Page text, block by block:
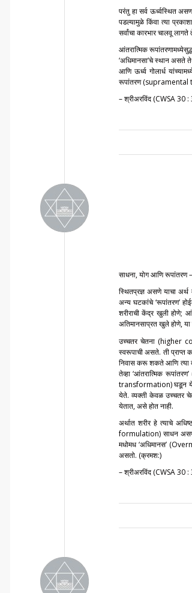
परंतु हा सर्व ऊर्ध्वस्थित
पडल्यामुळे किंवा त्या
सर्वांचा कारभार चालवू
आंतरात्मिक
‘अधिमानसा’चे स्थान असते
आणि ऊर्ध्व गोलार्ध
रूपांतरण
– श्रीअरविंद (CWSA 30
साधना, योग आणि रूपांतरण
स्थितप्रज्ञ असणे याचा
अन्य घटकांचे ‘रूपांतरण’
शरीराची केंद्र खुली होणे;
अतिमानसाप्रत खुले होणे, या
उच्चतर चेतना (higher
स्वरूपाची असते. ती प्राप्त
निवास करू शकते आणि त्या
तेव्हा ‘आंतरात्मिक
transformation) घडून
येते. व्यक्ती केवळ उच्चतर
येतात, असे होत नाही.
अर्थात शरीर हे त्याचे
formulation) साधन असणारे
मधोमध ‘अधिमानस’
असतो. (क्रमश:)
– श्रीअरविंद (CWSA 30